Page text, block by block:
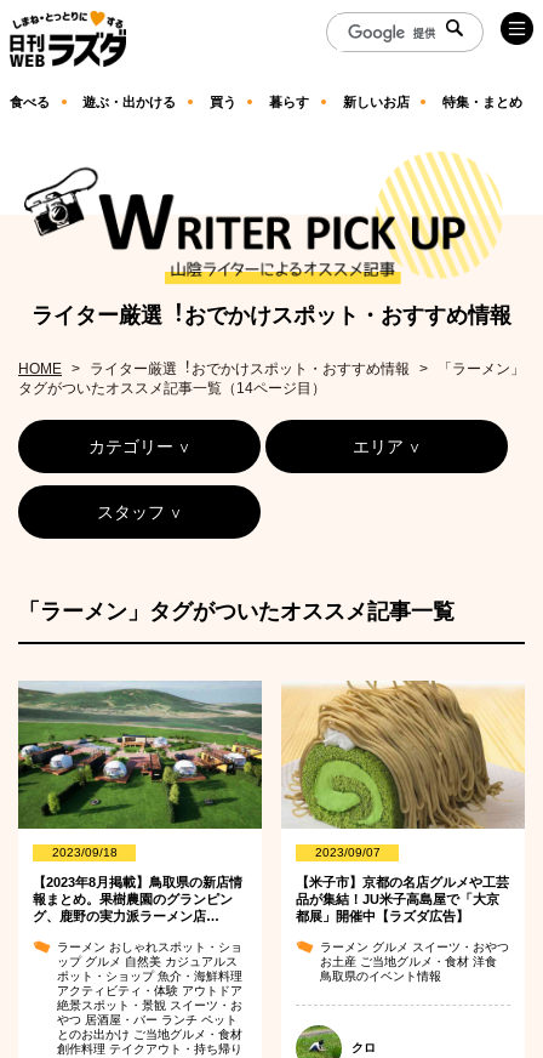
食べる 遊ぶ・出かける 買う 暮らす 新しいお店 特集・まとめ
ライター厳選︕おでかけスポット・おすすめ情報
HOME ライター厳選︕おでかけスポット・おすすめ情報
「ラーメン」
タグがついたオススメ記事一覧（14ページ目）
カテゴリー エリア
スタッフ
「ラーメン」タグがついたオススメ記事一覧
2023/09/18
【2023年8月掲載】鳥取県の新店情
報まとめ。果樹農園のグランピン
グ、鹿野の実力派ラーメン店…
ラーメン おしゃれスポット・ショ
ップ グルメ 自然美 カジュアルス
ポット・ショップ魚介・海鮮料理
アクティビティ・体験 アウトドア
絶景スポット・景観 スイーツ・お
やつ 居酒屋・バー ランチ ペット
とのお出かけ ご当地グルメ・食材
創作料理 テイクアウト・持ち帰り
2023/09/07
【米子市】京都の名店グルメや工芸
品が集結！JU米子高島屋で「大京
都展」開催中【ラズダ広告】
ラーメン グルメ スイーツ・おやつ
お土産 ご当地グルメ・食材洋食
鳥取県のイベント情報
クロ